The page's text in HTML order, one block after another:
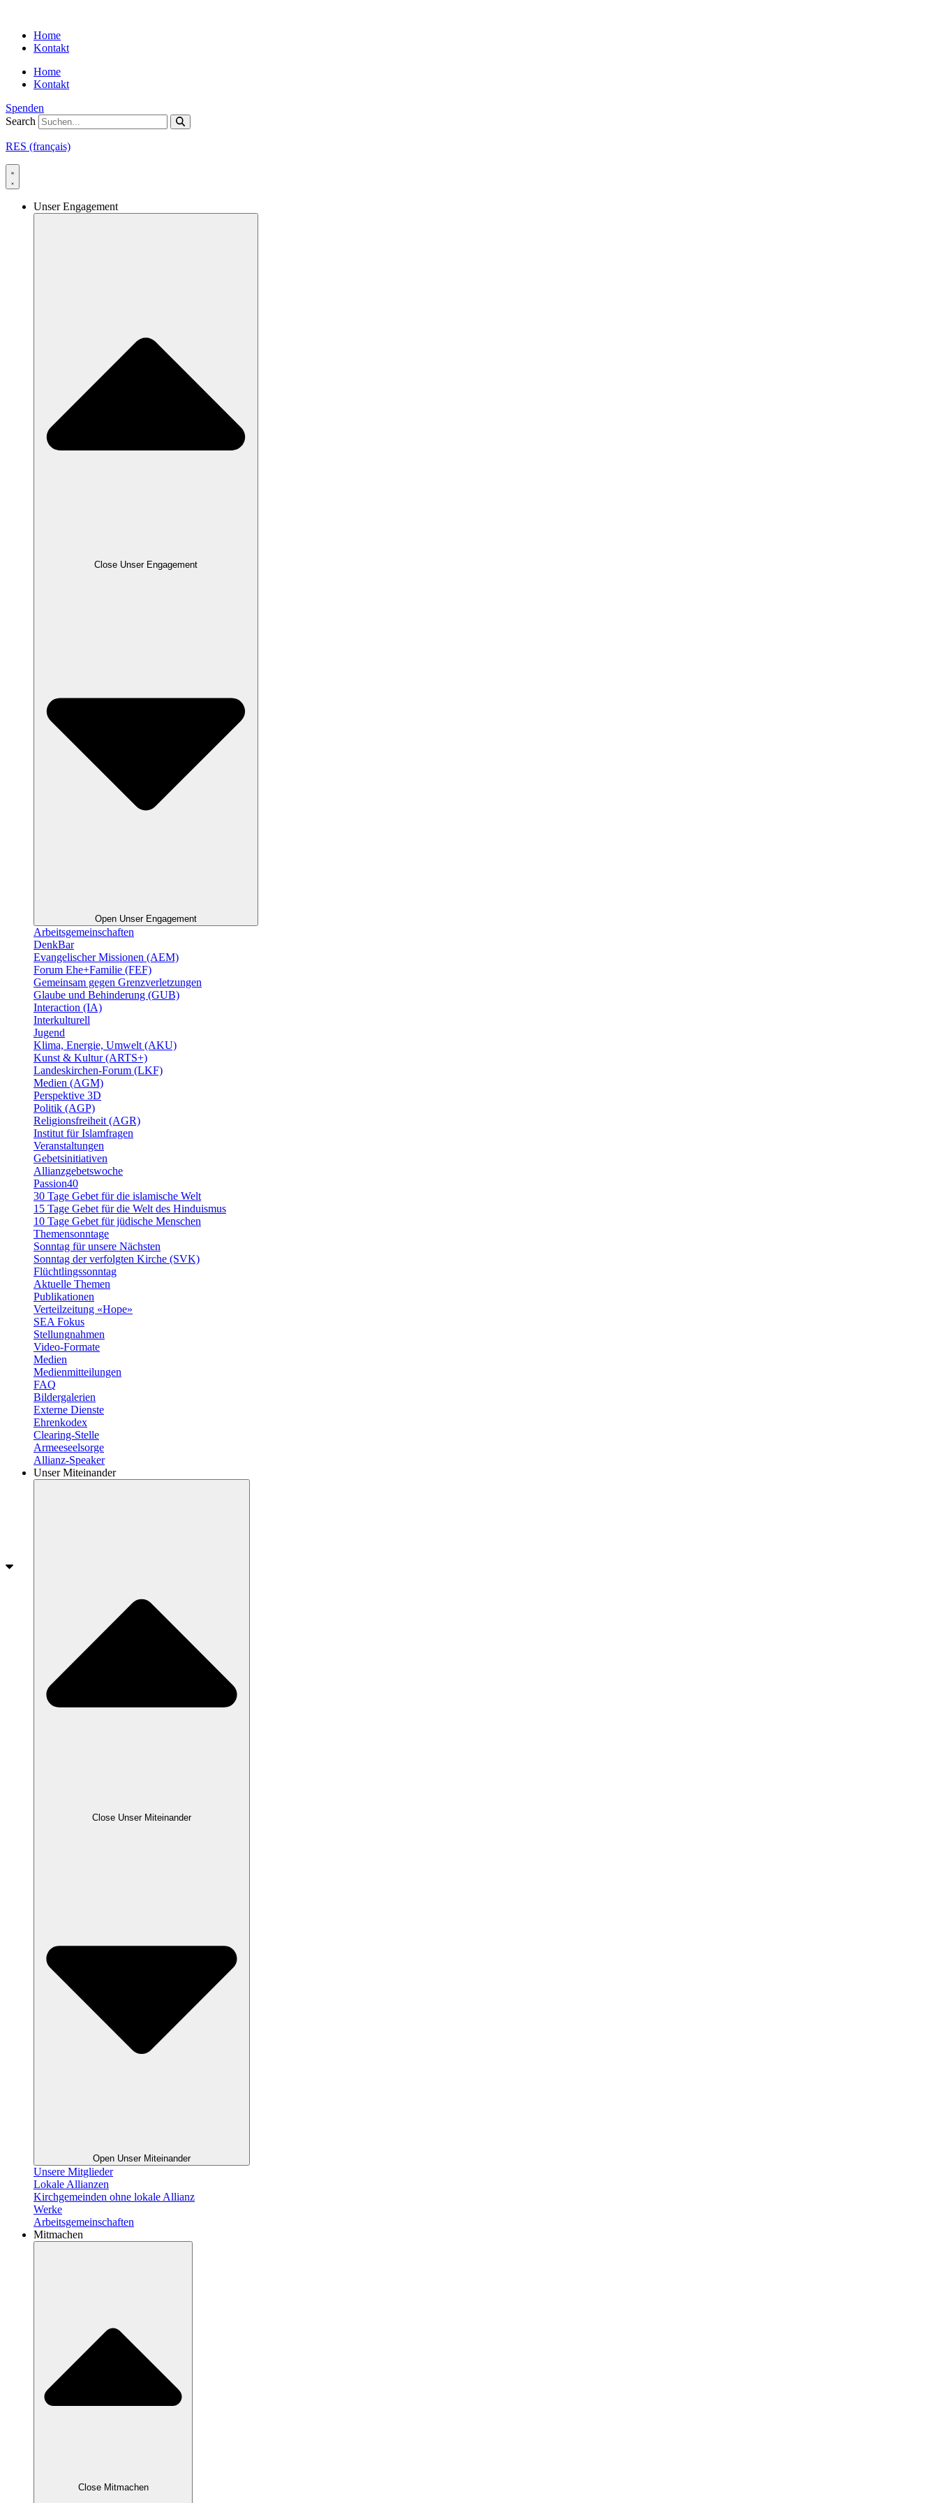
contentHome
Kontakt
Home
Kontakt
Spenden
Search
RES (français)
Unser Engagement
Close Unser Engagement
Open Unser Engagement
Arbeitsgemeinschaften
DenkBar
Evangelischer Missionen (AEM)
Forum Ehe+Familie (FEF)
Gemeinsam gegen Grenzverletzungen
Glaube und Behinderung (GUB)
Interaction (IA)
Interkulturell
Jugend
Klima, Energie, Umwelt (AKU)
Kunst & Kultur (ARTS+)
Landeskirchen-Forum (LKF)
Medien (AGM)
Perspektive 3D
Politik (AGP)
Religionsfreiheit (AGR)
Institut für Islamfragen
Veranstaltungen
Gebetsinitiativen
Allianzgebetswoche
Passion40
30 Tage Gebet für die islamische Welt
15 Tage Gebet für die Welt des Hinduismus
10 Tage Gebet für jüdische Menschen
Themensonntage
Sonntag für unsere Nächsten
Sonntag der verfolgten Kirche (SVK)
Flüchtlingssonntag
Aktuelle Themen
Publikationen
Verteilzeitung «Hope»
SEA Fokus
Stellungnahmen
Video-Formate
Medien
Medienmitteilungen
FAQ
Bildergalerien
Externe Dienste
Ehrenkodex
Clearing-Stelle
Armeeseelsorge
Allianz-Speaker
Unser Miteinander
Close Unser Miteinander
Open Unser Miteinander
Unsere Mitglieder
Lokale Allianzen
Kirchgemeinden ohne lokale Allianz
Werke
Arbeitsgemeinschaften
Mitmachen
Close Mitmachen